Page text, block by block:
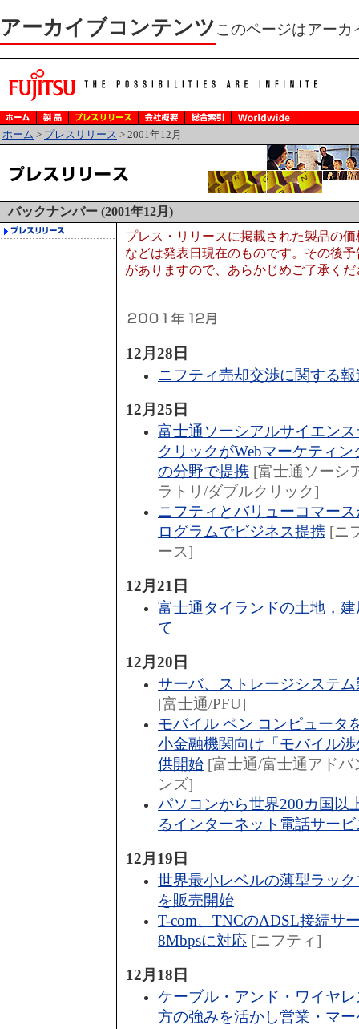
アーカイブコンテンツこのページはアー
ホーム > プレスリリース > 2001年12月
バックナンバー (2001年12月)
プレス・リリースに掲載された製品の
などは発表日現在のものです。その後
がありますので、あらかじめご了承くだ
12月28日
ニフティ売却交渉に関する
12月25日
富士通ソーシアルサイエン
クリックがWebマーケティ
の分野で提携 [富士通ソーシ
ラトリ/ダブルクリック]
ニフティとバリューコマー
ログラムでビジネス提携 [ニ
ース]
12月21日
富士通タイランドの土地，
て
12月20日
サーバ、ストレージシステ
[富士通/PFU]
モバイル ペン コンピュータ
小金融機関向け「モバイル
供開始 [富士通/富士通アド
ンズ]
パソコンから世界200カ国以
るインターネット電話サー
12月19日
世界最小レベルの薄型ラッ
を販売開始
T-com、TNCのADSL接続サ
8Mbpsに対応 [ニフティ]
12月18日
ケーブル・アンド・ワイヤ
方の強みを活かし営業・マ